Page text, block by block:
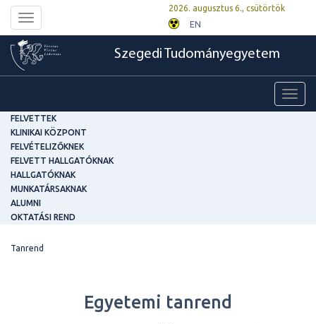
Toggle
navigation
2026. augusztus 6., csütörtök
EN
Szegedi Tudományegyetem
FELVETTEK
KLINIKAI KÖZPONT
FELVÉTELIZŐKNEK
FELVETT HALLGATÓKNAK
HALLGATÓKNAK
MUNKATÁRSAKNAK
ALUMNI
OKTATÁSI REND
Tanrend
Egyetemi tanrend